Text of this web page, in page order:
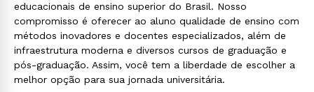
educacionais de ensino superior do Brasil. Nosso
compromisso é oferecer ao aluno qualidade de ensino com
métodos inovadores e docentes especializados, além de
infraestrutura moderna e diversos cursos de graduação e
pós-graduação. Assim, você tem a liberdade de escolher a
melhor opção para sua jornada universitária.
Estou de acordo com a Política de Privacidade.
autorizo que meus dados sejam utilizados para o
envio de conteúdos da Cruzeiro do Sul.